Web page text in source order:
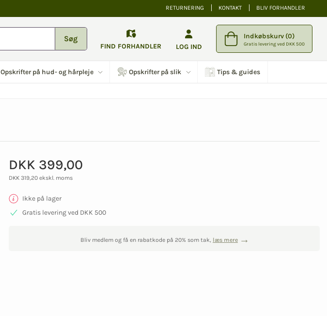
RETURNERING KONTAKT BLIV FORHANDLER
Søg
FIND FORHANDLER LOG IND
Indkøbskurv (0)
Gratis levering ved DKK 500
Opskrifter på hud- og hårpleje Opskrifter på slik Tips & guides
DKK 399,00
DKK 319,20 ekskl. moms
Ikke på lager
Gratis levering ved DKK 500
Bliv medlem og få en rabatkode på 20% som tak, læs mere